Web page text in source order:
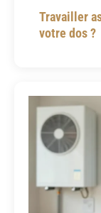
Travailler
votre dos ?